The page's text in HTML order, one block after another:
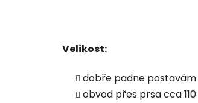
Velikost:
dobře padne postavám
obvod přes prsa cca